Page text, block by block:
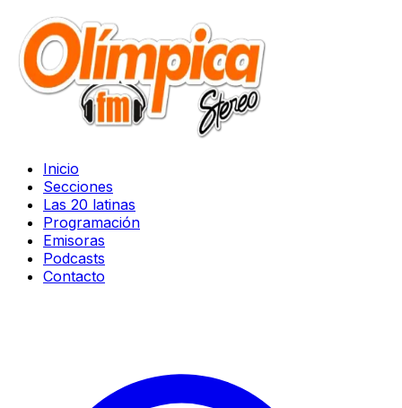
Inicio
Secciones
Las 20 latinas
Programación
Emisoras
Podcasts
Contacto